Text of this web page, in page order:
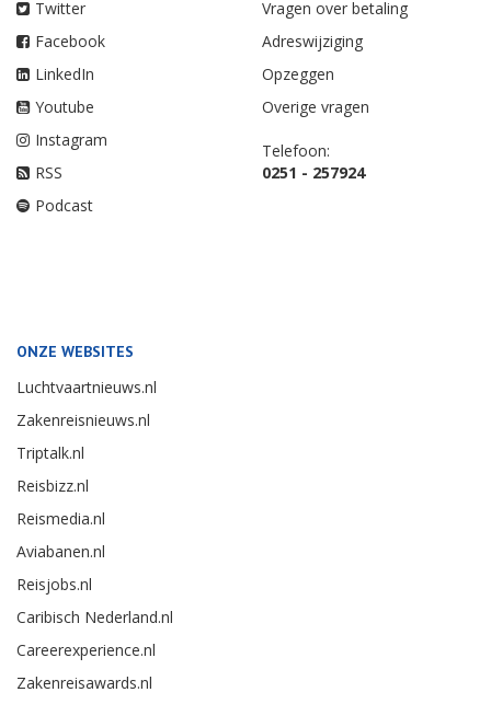
Twitter
Facebook
LinkedIn
Youtube
Instagram
RSS
Podcast
Vragen over betaling
Adreswijziging
Opzeggen
Overige vragen
Telefoon:
0251 - 257924
ONZE WEBSITES
Luchtvaartnieuws.nl
Zakenreisnieuws.nl
Triptalk.nl
Reisbizz.nl
Reismedia.nl
Aviabanen.nl
Reisjobs.nl
Caribisch Nederland.nl
Careerexperience.nl
Zakenreisawards.nl